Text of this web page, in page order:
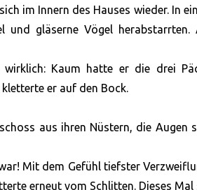
im Innern des Hauses wieder. In
und gläserne Vögel
wirklich: Kaum hatte er die drei
er auf den Bock.
aus ihren Nüstern, die Augen
Mit dem Gefühl tiefster
erneut vom Schlitten. Dieses